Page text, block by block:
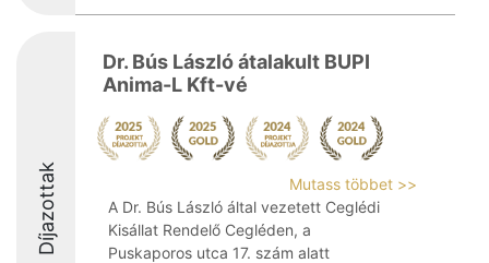
Díjazottak
Dr. Bús László átalakult BUPI
Anima-L Kft-vé
Mutass többet >>
A Dr. Bús László által vezetett Ceglédi
Kisállat Rendelő Cegléden, a
Puskaporos utca 17. szám alatt